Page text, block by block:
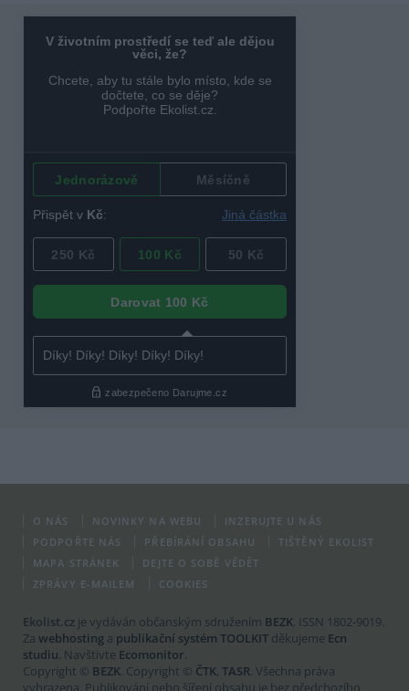
O NÁS NOVINKY NA WEBU
INZERUJTE U NÁS
PODPOŘTE NÁS
PŘEBÍRÁNÍ OBSAHU
TIŠTĚNÝ EKOLIST
MAPA STRÁNEK
DEJTE O SOBĚ VĚDĚT
ZPRÁVY E-MAILEM
COOKIES
Ekolist.cz je vydáván občanským sdružením BEZK. ISSN 1802-9019.
Za webhosting a publikační systém TOOLKIT děkujeme Ecn
studiu. Navštivte Ecomonitor.
Copyright © BEZK. Copyright © ČTK, TASR. Všechna práva
vyhrazena. Publikování nebo šíření obsahu je bez předchozího